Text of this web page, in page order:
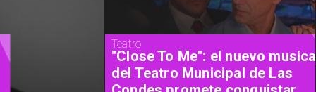
"Close To Me": el nuevo musical
del Teatro Municipal de Las